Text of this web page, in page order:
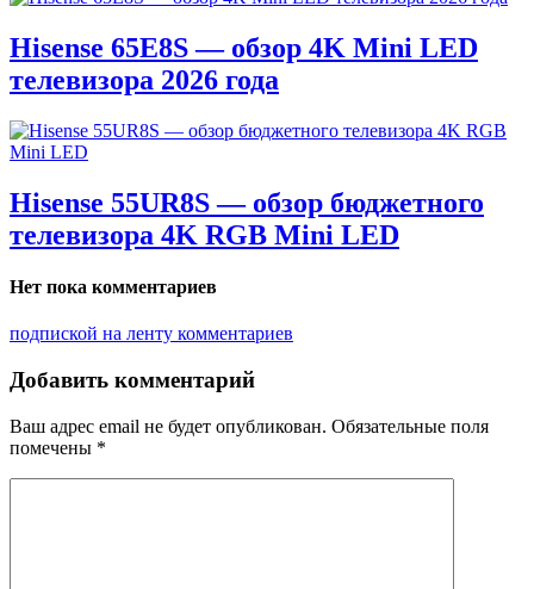
Hisense 65E8S — обзор 4K Mini LED
телевизора 2026 года
Hisense 55UR8S — обзор бюджетного
телевизора 4K RGB Mini LED
Нет пока комментариев
подпиской на ленту комментариев
Добавить комментарий
Ваш адрес email не будет опубликован. Обязательные поля
помечены *